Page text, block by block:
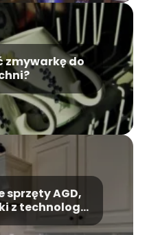
zmywarkę do
sprzęty AGD,
z technologią